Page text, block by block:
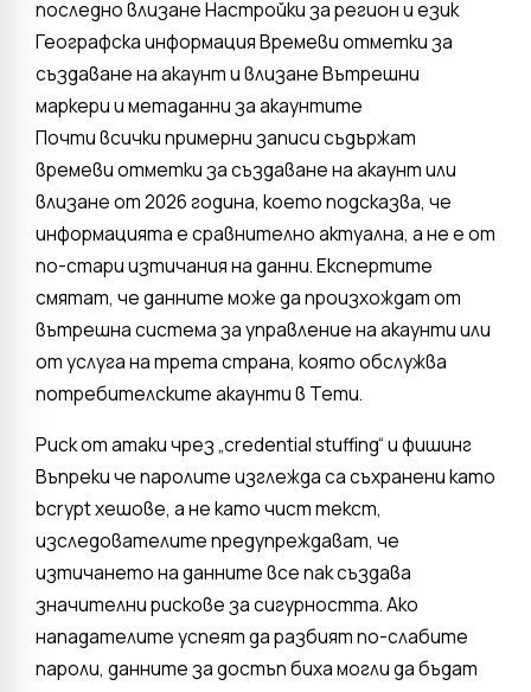
последно влизане Настройки за регион и език
Географска информация Времеви отметки за
създаване на акаунт и влизане Вътрешни
маркери и метаданни за акаунтите
Почти всички примерни записи съдържат
времеви отметки за създаване на акаунт или
влизане от 2026 година, което подсказва, че
информацията е сравнително актуална, а не е от
по-стари изтичания на данни. Експертите
смятат, че данните може да произхождат от
вътрешна система за управление на акаунти или
от услуга на трета страна, която обслужва
потребителските акаунти в Temu.
Риск от атаки чрез „credential stuffing“ и фишинг
Въпреки че паролите изглежда са съхранени като
bcrypt хешове, а не като чист текст,
изследователите предупреждават, че
изтичането на данните все пак създава
значителни рискове за сигурността. Ако
нападателите успеят да разбият по-слабите
пароли, данните за достъп биха могли да бъдат